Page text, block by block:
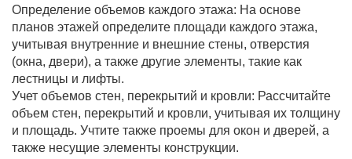
Определение объемов каждого этажа: На основе
планов этажей определите площади каждого этажа,
учитывая внутренние и внешние стены, отверстия
(окна, двери), а также другие элементы, такие как
лестницы и лифты.
Учет объемов стен, перекрытий и кровли: Рассчитайте
объем стен, перекрытий и кровли, учитывая их толщину
и площадь. Учтите также проемы для окон и дверей, а
также несущие элементы конструкции.